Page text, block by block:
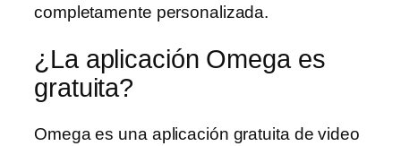
completamente personalizada.
¿La aplicación Omega es
gratuita?
Omega es una aplicación gratuita de video